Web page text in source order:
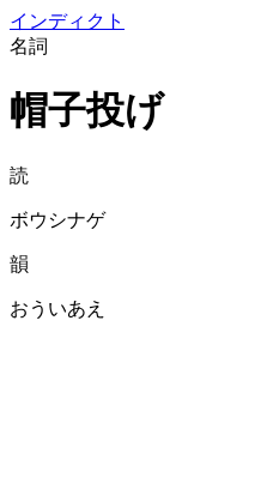
インディクト
名詞
帽子投げ
読
ボウシナゲ
韻
おういあえ